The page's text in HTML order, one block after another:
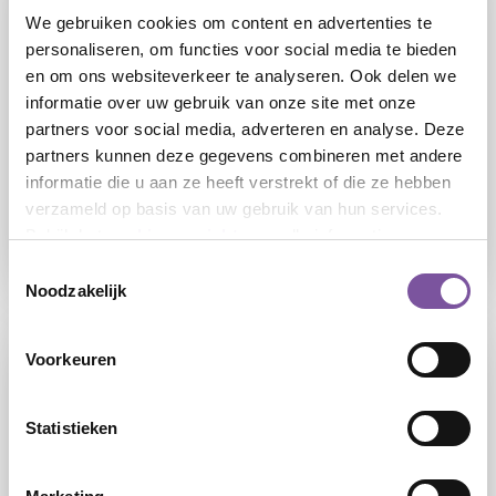
We gebruiken cookies om content en advertenties te
personaliseren, om functies voor social media te bieden
en om ons websiteverkeer te analyseren. Ook delen we
informatie over uw gebruik van onze site met onze
partners voor social media, adverteren en analyse. Deze
partners kunnen deze gegevens combineren met andere
informatie die u aan ze heeft verstrekt of die ze hebben
verzameld op basis van uw gebruik van hun services.
Bekijk hetcookieoverzichtvoor alle informatie.
Noodzakelijk
Voorkeuren
Statistieken
Silverein sluit zich aan bij FLAIR: flexibel
werken mét de zekerheid van loondienst